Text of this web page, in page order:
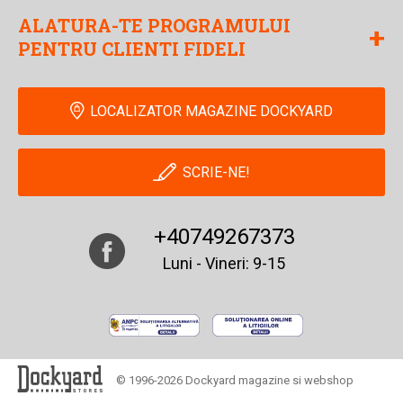
ALATURA-TE PROGRAMULUI
PENTRU CLIENTI FIDELI
+
LOCALIZATOR MAGAZINE DOCKYARD
+40749267373
Luni - Vineri: 9-15
SCRIE-NE!
© 1996-2026 Dockyard magazine si webshop